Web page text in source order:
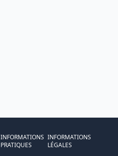
INFORMATIONS
PRATIQUES
INFORMATIONS
LÉGALES